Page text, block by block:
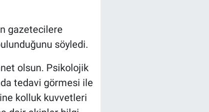
gazetecilere
söyledi.
olsun. Psikolojik
tedavi görmesi ile
kolluk kuvvetleri